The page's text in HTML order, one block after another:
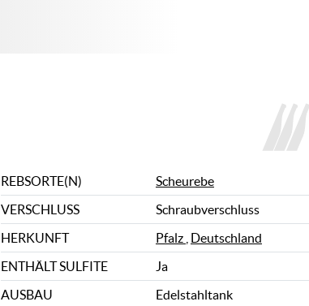
REBSORTE(N) Scheurebe
VERSCHLUSS
Schraubverschluss
HERKUNFT
Pfalz Deutschland
ENTHÄLT SULFITE
Ja
AUSBAU
Edelstahltank